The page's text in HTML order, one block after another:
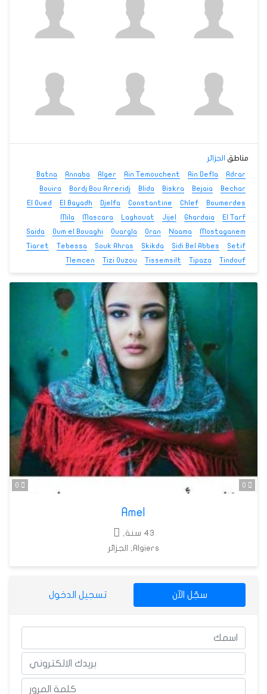
مناطق الجزائر
Adrar
Ain Defla
Ain Temouchent
Alger
Annaba
Batna
Bechar
Bejaia
Biskra
Blida
Bordj Bou Arreridj
Bouira
Boumerdes
Chlef
Constantine
Djelfa
El Bayadh
El Oued
El Tarf
Ghardaia
Jijel
Laghouat
Mascara
Mila
Mostaganem
Naama
Oran
Ouargla
Oum el Bouaghi
Saida
Setif
Sidi Bel Abbes
Skikda
Souk Ahras
Tebessa
Tiaret
Tindouf
Tipaza
Tissemsilt
Tizi Ouzou
Tlemcen
Amel
43 سنة,
Algiers, الجزائر
سجّل الآن تسجيل الدخول